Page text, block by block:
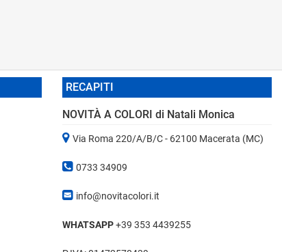
RECAPITI
NOVITÀ A COLORI di Natali Monica
Via Roma 220/A/B/C - 62100 Macerata (MC)
0733 34909
info@novitacolori.it
WHATSAPP+39 353 4439255